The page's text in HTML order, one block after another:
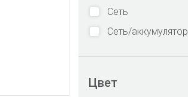
Сеть
Сеть/аккумулятор
Цвет